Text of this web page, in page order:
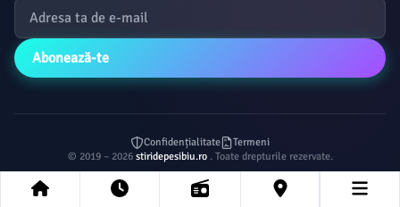
Abonează-te
Confidențialitate
Termeni
© 2019 – 2026 stiridepesibiu.ro . Toate drepturile rezervate.